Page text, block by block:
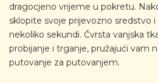
dragocjeno vrijeme u pokretu.
sklopite svoje prijevozno sredstvo
nekoliko sekundi. Čvrsta vanjska
probijanje i trganje, pružajući vam
putovanje za putovanjem.